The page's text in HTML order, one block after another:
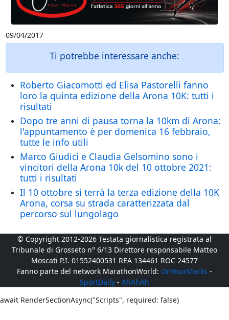
09/04/2017
Ti potrebbe interessare anche:
Roberto Giacomotti ed Elisa Pastorelli fanno
loro la quinta edizione della Arona 10K: tutti i
risultati
Dopo tre anni di pausa torna la 10km di Arona:
l'appuntamento è per domenica 16 febbraio,
tutte le info utili
Marco Giudici e Claudia Gelsomino sono i
vincitori della Arona 10k del 10 ottobre 2021:
tutti i risultati
Il 10 ottobre si terrà la terza edizione della 10K
Arona, corsa su strada caratterizzata dal
percorso sul lungolago
© Copyright 2012-2026 Testata giornalistica registrata al
Tribunale di Grosseto n° 6/13 Direttore responsabile Matteo
Moscati P.I. 01552400531 REA 134461 ROC 24577
Fanno parte del network MarathonWorld: OnYourMarks -
SportDaily - AhAhAh
await RenderSectionAsync("Scripts", required: false)